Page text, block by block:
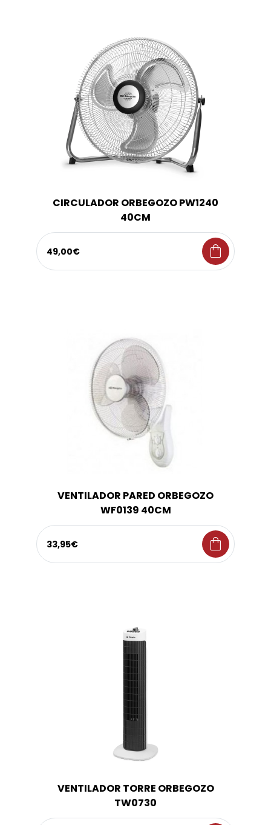
CIRCULADOR ORBEGOZO PW1240
40CM
49,00€ shopping_bag
VENTILADOR PARED ORBEGOZO
WF0139 40CM
33,95€ shopping_bag
VENTILADOR TORRE ORBEGOZO
TW0730